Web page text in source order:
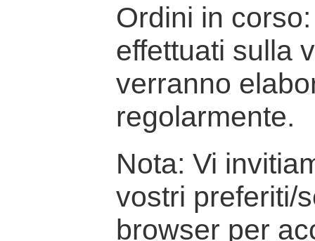
Ordini in
effettuati sulla
verranno
regolarmente.
Nota: Vi
vostri preferiti/
browser per